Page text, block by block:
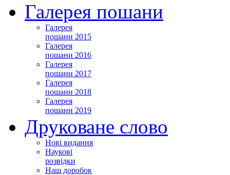
Галерея пошани
Галерея
пошани 2015
Галерея
пошани 2016
Галерея
пошани 2017
Галерея
пошани 2018
Галерея
пошани 2019
Друковане слово
Нові видання
Наукові
розвідки
Наш доробок